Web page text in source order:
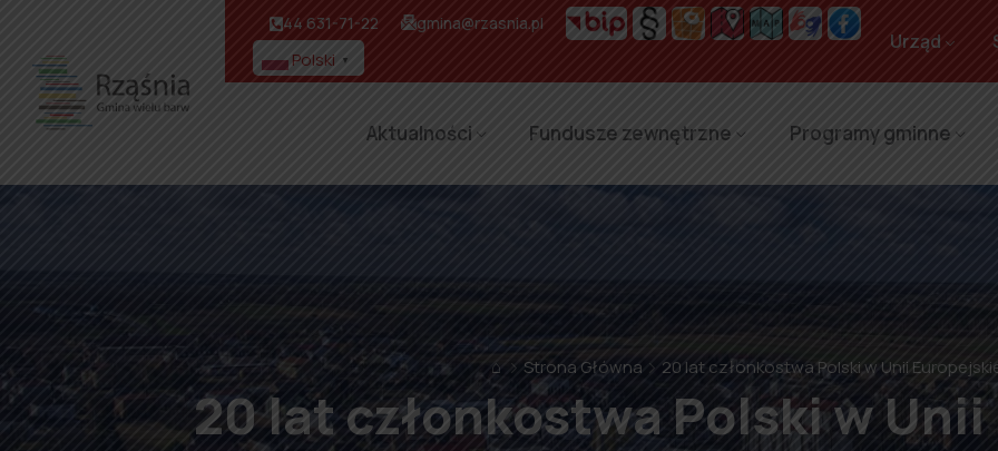
44 631-71-22 gmina@rzasnia.pl
Polski ▼
Urząd
Aktualności Fundusze zewnętrzne Programy gminne
⌂ Strona Główna 20 lat członkostwa Polski w Unii
20 lat członkostwa Polski w